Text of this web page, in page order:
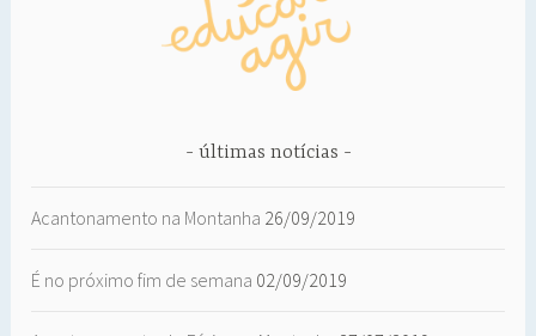
últimas notícias
Acantonamento na Montanha 26/09/2019
É no próximo fim de semana 02/09/2019